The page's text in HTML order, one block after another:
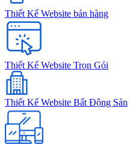
Thiết Kế Website bán hàng
Thiết Kế Website Trọn Gói
Thiết Kế Website Bất Động Sản